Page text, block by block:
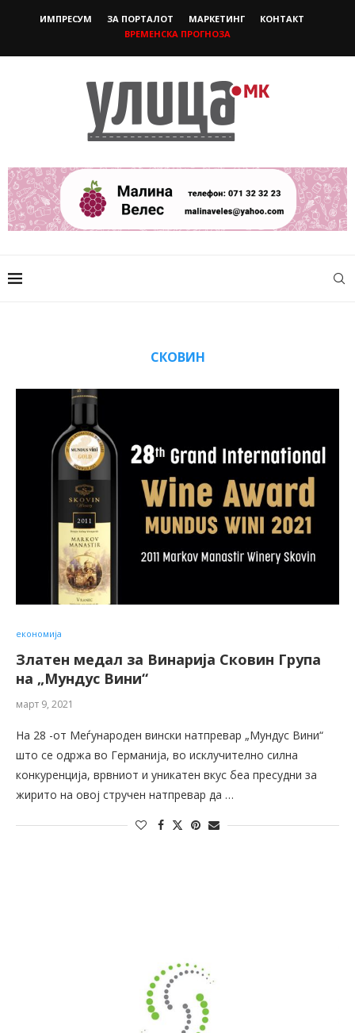
ИМПРЕСУМ ЗА ПОРТАЛОТ МАРКЕТИНГ
КОНТАКТ
ВРЕМЕНСКА ПРОГНОЗА
СКОВИН
економија
Златен медал за Винарија Сковин Група
на „Мундус Вини“
март 9, 2021
На 28 -от Меѓународен вински натпревар „Мундус Вини“
што се одржа во Германија, во исклучително силна
конкуренција, врвниот и уникатен вкус беа пресудни за
жирито на овој стручен натпревар да …